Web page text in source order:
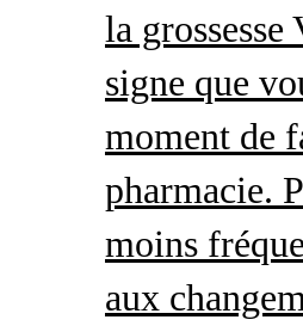
la
signe que
moment de
pharmacie.
moins
aux